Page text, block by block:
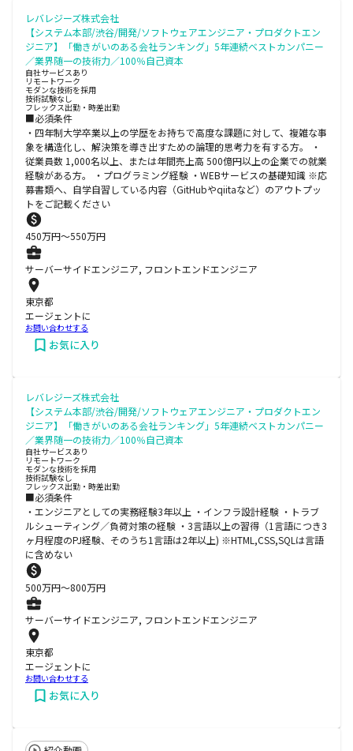
レバレジーズ株式会社
【システム本部/渋谷/開発/ソフトウェアエンジニア・プロダクトエン
ジニア】「働きがいのある会社ランキング」5年連続ベストカンパニー
／業界随一の技術力／100％自己資本
自社サービスあり
リモートワーク
モダンな技術を採用
技術試験なし
フレックス出勤・時差出勤
■必須条件
・四年制大学卒業以上の学歴をお持ちで高度な課題に対して、複雑な事
象を構造化し、解決策を導き出すための論理的思考力を有する方。 ・
従業員数 1,000名以上、または年間売上高 500億円以上の企業での就業
経験がある方。 ・プログラミング経験 ・WEBサービスの基礎知識 ※応
募書類へ、自学自習している内容（GitHubやqiitaなど）のアウトプッ
トをご記載ください
450万円〜550万円
サーバーサイドエンジニア, フロントエンドエンジニア
東京都
エージェントに
お問い合わせする
お気に入り
レバレジーズ株式会社
【システム本部/渋谷/開発/ソフトウェアエンジニア・プロダクトエン
ジニア】「働きがいのある会社ランキング」5年連続ベストカンパニー
／業界随一の技術力／100％自己資本
自社サービスあり
リモートワーク
モダンな技術を採用
技術試験なし
フレックス出勤・時差出勤
■必須条件
・エンジニアとしての実務経験3年以上 ・インフラ設計経験 ・トラブ
ルシューティング／負荷対策の経験 ・3言語以上の習得（1言語につき3
ヶ月程度のPJ経験、そのうち1言語は2年以上) ※HTML,CSS,SQLは言語
に含めない
500万円〜800万円
サーバーサイドエンジニア, フロントエンドエンジニア
東京都
エージェントに
お問い合わせする
お気に入り